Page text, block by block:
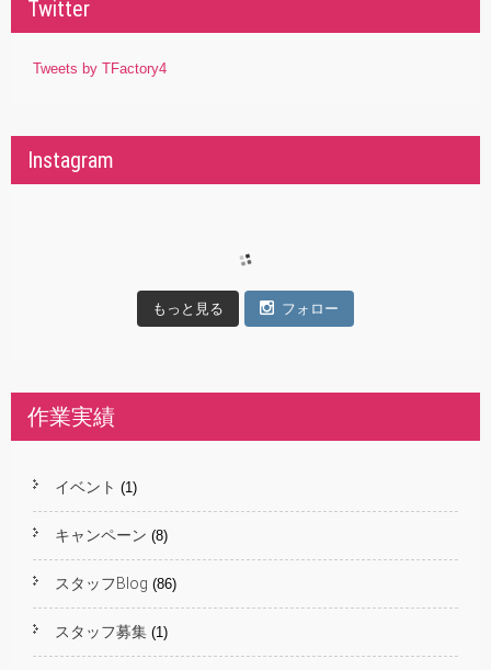
Twitter
Tweets by TFactory4
Instagram
もっと見る フォロー
作業実績
イベント (1)
キャンペーン (8)
スタッフBlog (86)
スタッフ募集 (1)